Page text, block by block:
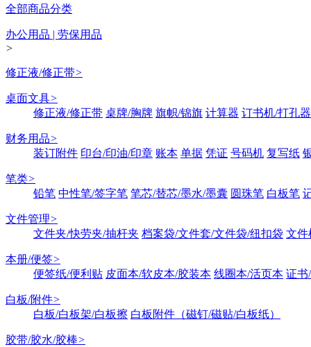
全部商品分类
办公用品 | 劳保用品
>
修正液/修正带>
桌面文具>
修正液/修正带 桌牌/胸牌 旗帜/锦旗 计算器 订书机/打孔器
财务用品>
装订附件 印台/印油/印章 账本 单据 凭证 号码机 复写纸
笔类>
铅笔 中性笔/签字笔 笔芯/替芯/墨水/墨囊 圆珠笔 白板笔
文件管理>
文件夹/快劳夹/抽杆夹 档案袋/文件套/文件袋/纽扣袋 文件
本册/便签>
便签纸/便利贴 皮面本/软皮本/胶装本 线圈本/活页本 证书
白板/附件>
白板/白板架/白板擦 白板附件（磁钉/磁贴/白板纸）
胶带/胶水/胶棒>